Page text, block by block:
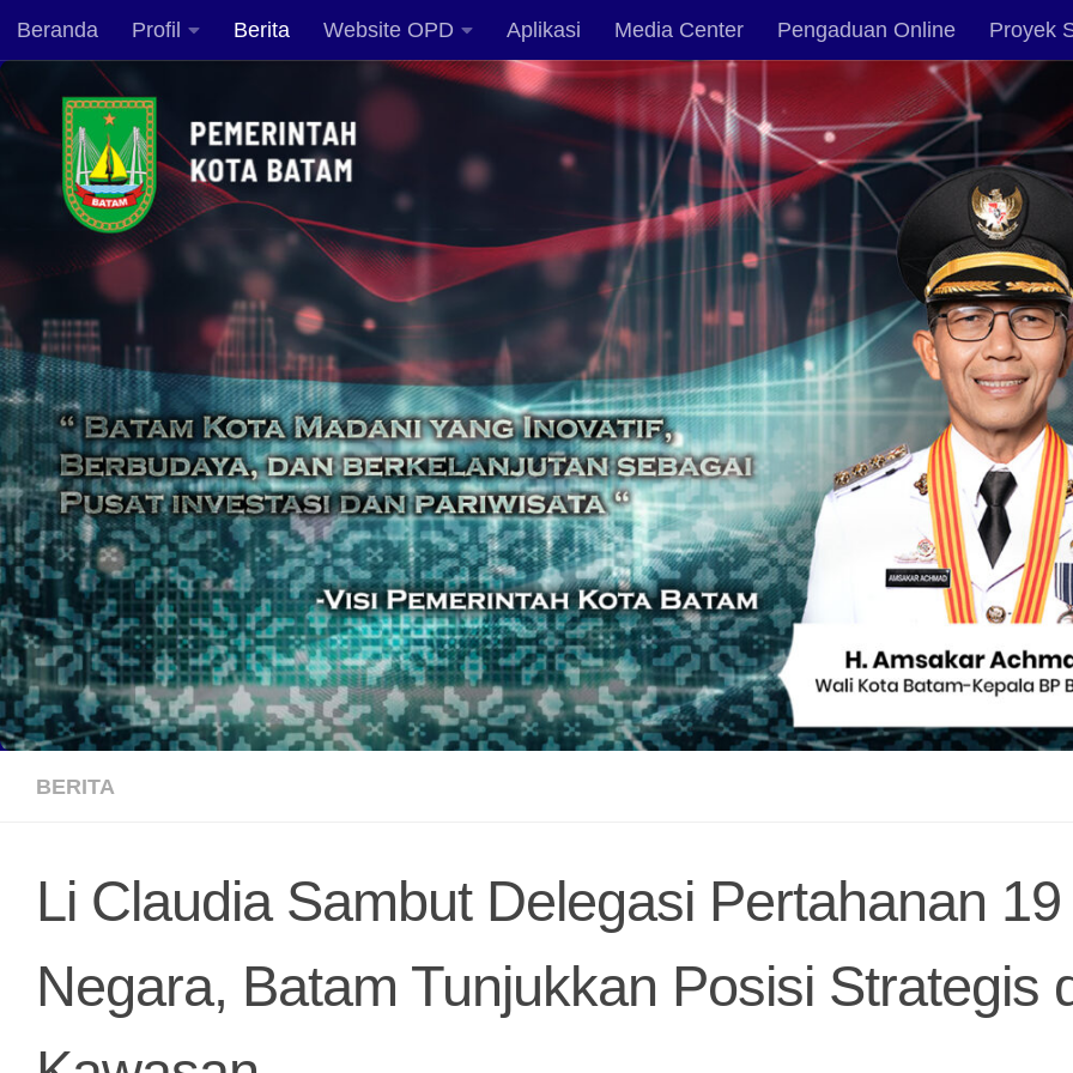
Skip to content
Beranda Profil Berita Website OPD Aplikasi Media Center Pengaduan Online Proyek
BERITA
Li Claudia Sambut Delegasi Pertahanan 19
Negara, Batam Tunjukkan Posisi Strategis